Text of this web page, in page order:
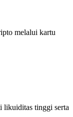
melalui kartu
likuiditas tinggi serta